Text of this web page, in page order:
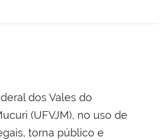
dos Vales do
(UFVJM), no uso de
torna público e